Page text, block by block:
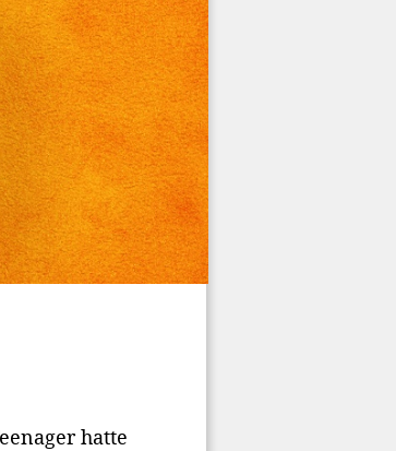
hatte